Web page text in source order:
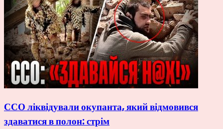
ССО ліквідували окупанта, який відмовився
здаватися в полон: стрім